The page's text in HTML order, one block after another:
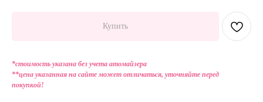
Купить
*стоимость указана без учета атомайзера
**цена указанная на сайте может отличаться, уточняйте перед
покупкой!